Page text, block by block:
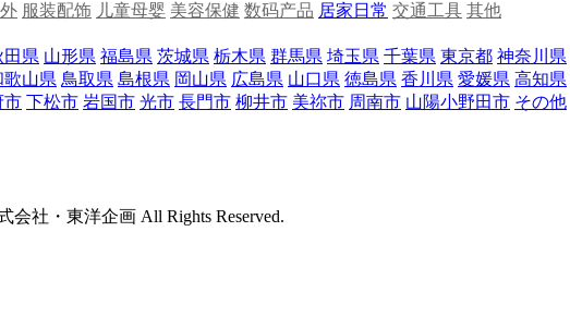
服装配饰 儿童母婴 美容保健 数码产品 居家日常 交通工具 其他
田県 山形県 福島県 茨城県 栃木県 群馬県 埼玉県 千葉県 東京都 神奈川県
歌山県 鳥取県 島根県 岡山県 広島県 山口県 徳島県 香川県 愛媛県 高知県
市 下松市 岩国市 光市 長門市 柳井市 美祢市 周南市 山陽小野田市 その他
会社・東洋企画 All Rights Reserved.